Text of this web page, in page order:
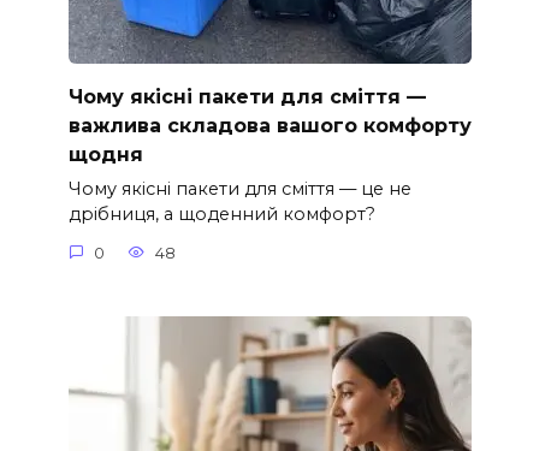
Чому якісні пакети для сміття —
важлива складова вашого комфорту
щодня
Чому якісні пакети для сміття — це не
дрібниця, а щоденний комфорт?
0 48